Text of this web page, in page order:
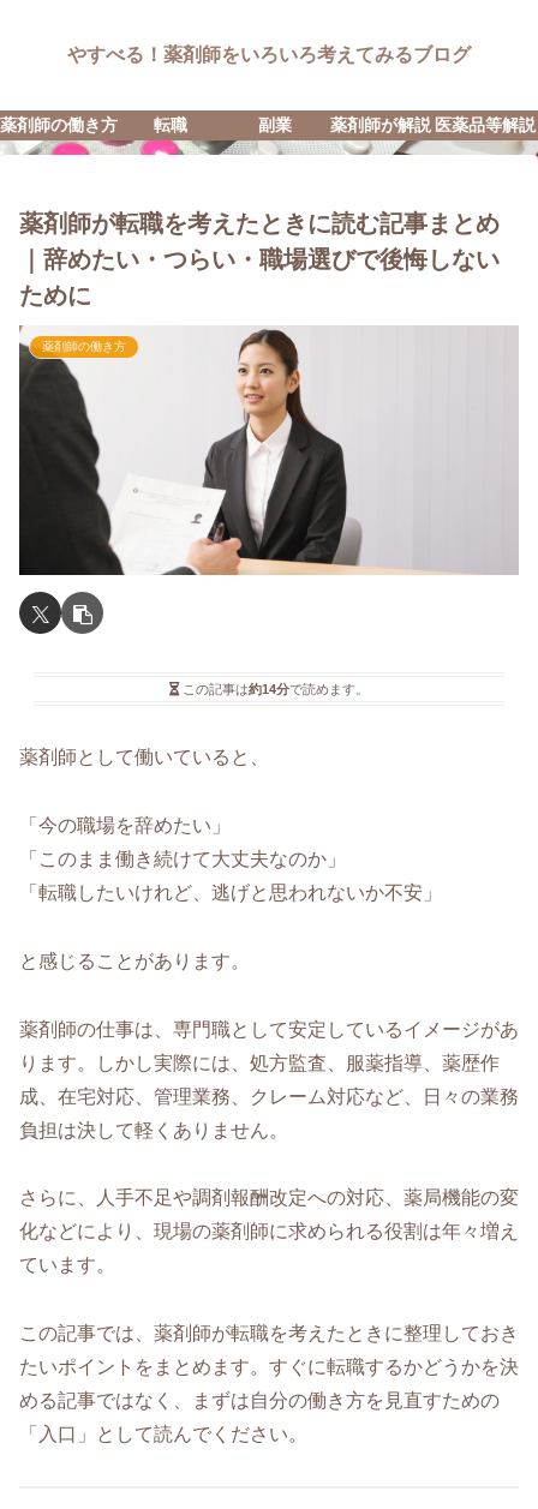
やすべる！薬剤師をいろいろ考えてみるブログ
薬剤師の働き方 転職 副業 薬剤師が解説 医薬品等解説
薬剤師が転職を考えたときに読む記事まとめ
｜辞めたい・つらい・職場選びで後悔しない
ために
薬剤師の働き方
この記事は約14分で読めます。
薬剤師として働いていると、
「今の職場を辞めたい」
「このまま働き続けて大丈夫なのか」
「転職したいけれど、逃げと思われないか不安」
と感じることがあります。
薬剤師の仕事は、専門職として安定しているイメージがあ
ります。しかし実際には、処方監査、服薬指導、薬歴作
成、在宅対応、管理業務、クレーム対応など、日々の業務
負担は決して軽くありません。
さらに、人手不足や調剤報酬改定への対応、薬局機能の変
化などにより、現場の薬剤師に求められる役割は年々増え
ています。
この記事では、薬剤師が転職を考えたときに整理しておき
たいポイントをまとめます。すぐに転職するかどうかを決
める記事ではなく、まずは自分の働き方を見直すための
「入口」として読んでください。